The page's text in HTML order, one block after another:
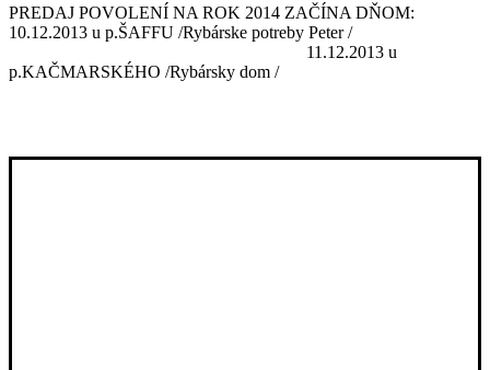
PREDAJ POVOLENÍ NA ROK 2014 ZAČÍNA DŇOM:
10.12.2013 u p.ŠAFFU /Rybárske potreby Peter /
11.12.2013 u
p.KAČMARSKÉHO /Rybársky dom /